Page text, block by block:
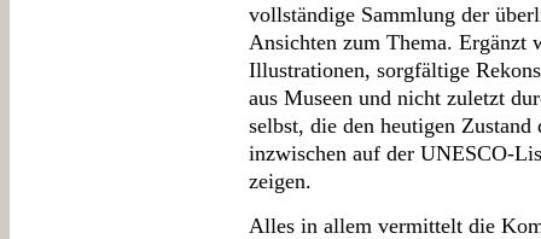
vollständige Sammlung der
Ansichten zum Thema. Ergänzt
Illustrationen, sorgfältige
aus Museen und nicht zuletzt
selbst, die den heutigen
inzwischen auf der UNESCO-
zeigen.
Alles in allem vermittelt die